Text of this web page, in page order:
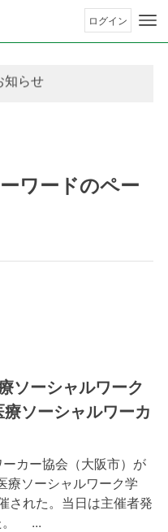
ログイン
らせ
員の皆様へ閲覧本数変更
員の皆様へ閲覧本数変更
ワードのペー
ソーシャルワーク
ソーシャルワーカ
カー協会（大阪市）が
療ソーシャルワーク学
された。当日は主催者発
。 ...